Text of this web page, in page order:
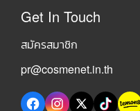
Get In Touch
สมัครสมาชิก
pr@cosmenet.in.th